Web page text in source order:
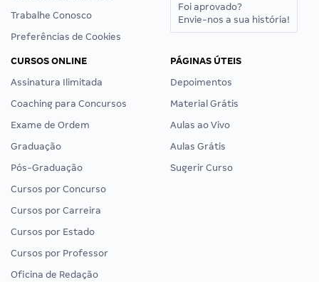
Trabalhe Conosco
Preferências de Cookies
Foi aprovado?
Envie-nos a sua história!
CURSOS ONLINE
Assinatura Ilimitada
Coaching para Concursos
Exame de Ordem
Graduação
Pós-Graduação
Cursos por Concurso
Cursos por Carreira
Cursos por Estado
Cursos por Professor
Oficina de Redação
PÁGINAS ÚTEIS
Depoimentos
Material Grátis
Aulas ao Vivo
Aulas Grátis
Sugerir Curso